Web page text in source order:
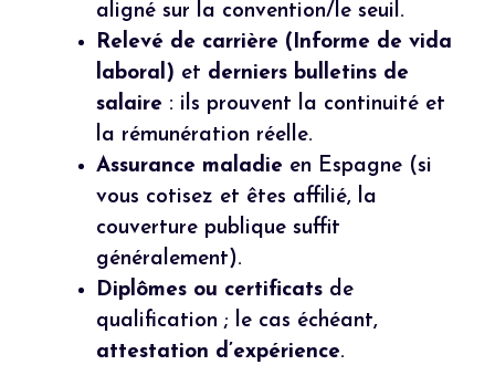
aligné sur la convention/le seuil.
Relevé de carrière (Informe de vida
laboral) et derniers bulletins de
salaire : ils prouvent la continuité et
la rémunération réelle.
Assurance maladie en Espagne (si
vous cotisez et êtes affilié, la
couverture publique suffit
généralement).
Diplômes ou certificats de
qualification ; le cas échéant,
attestation d’expérience.